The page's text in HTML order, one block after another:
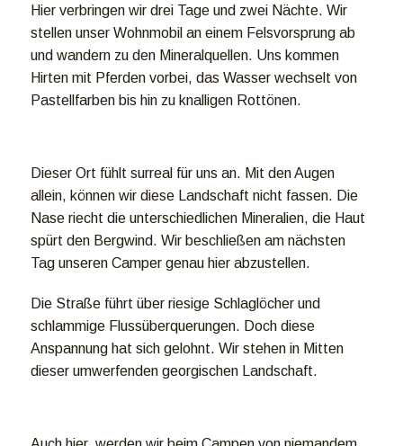
Hier verbringen wir drei Tage und zwei Nächte. Wir
stellen unser Wohnmobil an einem Felsvorsprung ab
und wandern zu den Mineralquellen. Uns kommen
Hirten mit Pferden vorbei, das Wasser wechselt von
Pastellfarben bis hin zu knalligen Rottönen.
Dieser Ort fühlt surreal für uns an. Mit den Augen
allein, können wir diese Landschaft nicht fassen. Die
Nase riecht die unterschiedlichen Mineralien, die Haut
spürt den Bergwind. Wir beschließen am nächsten
Tag unseren Camper genau hier abzustellen.
Die Straße führt über riesige Schlaglöcher und
schlammige Flussüberquerungen. Doch diese
Anspannung hat sich gelohnt. Wir stehen in Mitten
dieser umwerfenden georgischen Landschaft.